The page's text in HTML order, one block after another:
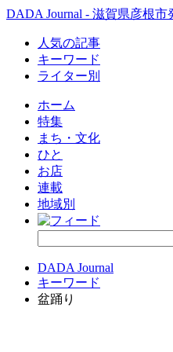
DADA Journal - 滋賀県彦根
人気の記事
キーワード
ライター別
ホーム
特集
まち・文化
ひと
お店
連載
地域別
DADA Journal
キーワード
盆踊り